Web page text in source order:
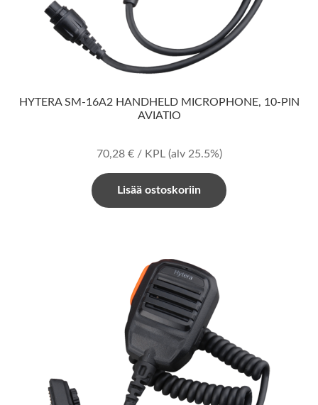
HYTERA SM-16A2 HANDHELD MICROPHONE, 10-PIN
AVIATIO
70,28 €/ KPL (alv 25.5%)
Lisää ostoskoriin